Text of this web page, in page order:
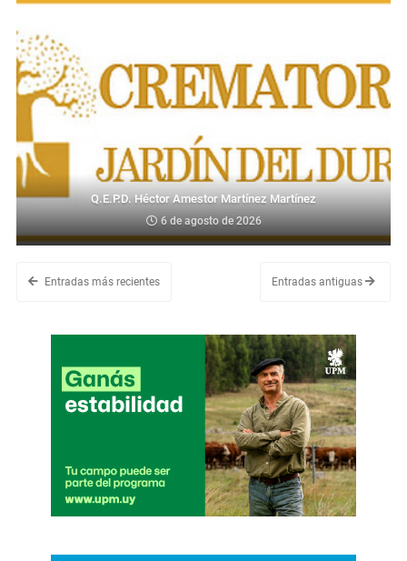
Q.E.P.D. Héctor Amestor Martínez Martínez
6 de agosto de 2026
Entradas más recientes Entradas antiguas